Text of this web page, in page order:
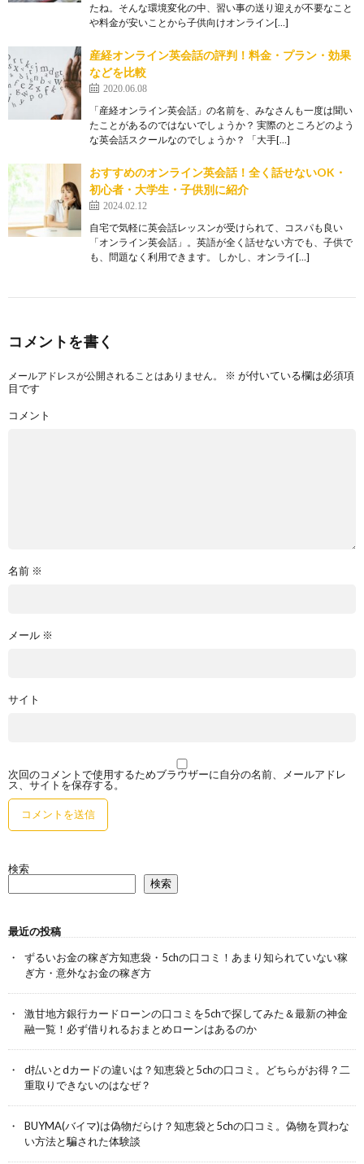
たね。そんな環境変化の中、習い事の送り迎えが不要なこと
や料金が安いことから子供向けオンライン[…]
産経オンライン英会話の評判！料金・プラン・効果
などを比較
2020.06.08
「産経オンライン英会話」の名前を、みなさんも一度は聞い
たことがあるのではないでしょうか？ 実際のところどのよう
な英会話スクールなのでしょうか？ 「大手[…]
おすすめのオンライン英会話！全く話せないOK・
初心者・大学生・子供別に紹介
2024.02.12
自宅で気軽に英会話レッスンが受けられて、コスパも良い
「オンライン英会話」。英語が全く話せない方でも、子供で
も、問題なく利用できます。 しかし、オンライ[…]
コメントを書く
メールアドレスが公開されることはありません。 ※ が付いている欄は必須項
目です
コメント
名前 ※
メール ※
サイト
次回のコメントで使用するためブラウザーに自分の名前、メールアドレ
ス、サイトを保存する。
検索
検索
最近の投稿
ずるいお金の稼ぎ方知恵袋・5chの口コミ！あまり知られていない稼
ぎ方・意外なお金の稼ぎ方
激甘地方銀行カードローンの口コミを5chで探してみた＆最新の神金
融一覧！必ず借りれるおまとめローンはあるのか
d払いとdカードの違いは？知恵袋と5chの口コミ。どちらがお得？二
重取りできないのはなぜ？
BUYMA(バイマ)は偽物だらけ？知恵袋と5chの口コミ。偽物を買わな
い方法と騙された体験談